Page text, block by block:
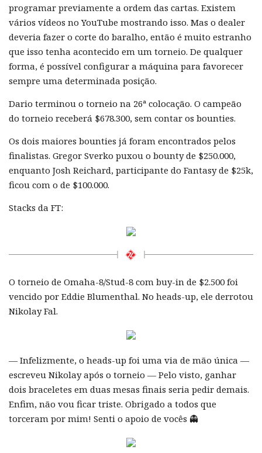
programar previamente a ordem das cartas. Existem
vários vídeos no YouTube mostrando isso. Mas o dealer
deveria fazer o corte do baralho, então é muito estranho
que isso tenha acontecido em um torneio. De qualquer
forma, é possível configurar a máquina para favorecer
sempre uma determinada posição.
Dario terminou o torneio na 26ª colocação. O campeão
do torneio receberá $678.300, sem contar os bounties.
Os dois maiores bounties já foram encontrados pelos
finalistas. Gregor Sverko puxou o bounty de $250.000,
enquanto Josh Reichard, participante do Fantasy de $25k,
ficou com o de $100.000.
Stacks da FT:
O torneio de Omaha-8/Stud-8 com buy-in de $2.500 foi
vencido por Eddie Blumenthal. No heads-up, ele derrotou
Nikolay Fal.
— Infelizmente, o heads-up foi uma via de mão única —
escreveu Nikolay após o torneio — Pelo visto, ganhar
dois braceletes em duas mesas finais seria pedir demais.
Enfim, não vou ficar triste. Obrigado a todos que
torceram por mim! Senti o apoio de vocês 👻